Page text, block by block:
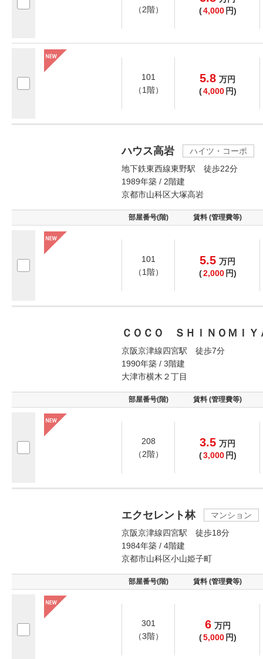
（2階）
(4,000 円)
101
（1階）
5.8 万円
(4,000 円)
ハウス高岩
ハイツ・コーポ
地下鉄東西線東野駅 徒歩22分
1989年築 / 2階建
京都市山科区大塚高岩
部屋番号(階) 賃料 (管理費等)
101
（1階）
5.5 万円
(2,000 円)
ＣＯＣＯ ＳＨＩＮＯＭＩＹ
京阪京津線四宮駅 徒歩7分
1990年築 / 3階建
大津市横木２丁目
部屋番号(階) 賃料 (管理費等)
208
（2階）
3.5 万円
(3,000 円)
エクセレント林
マンション
京阪京津線四宮駅 徒歩18分
1984年築 / 4階建
京都市山科区小山姫子町
部屋番号(階) 賃料 (管理費等)
301
（3階）
6 万円
(5,000 円)